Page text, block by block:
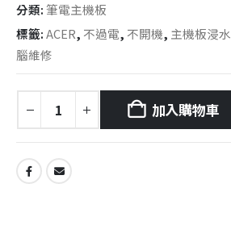
分類:筆電主機板
標籤:ACER, 不過電, 不開機, 主機板浸水
腦維修
加入購物車